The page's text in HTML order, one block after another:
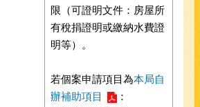
限（可證明文件：房屋所
有稅捐證明或繳納水費證
明等）。
若個案申請項目為本局自
辦補助項目
：